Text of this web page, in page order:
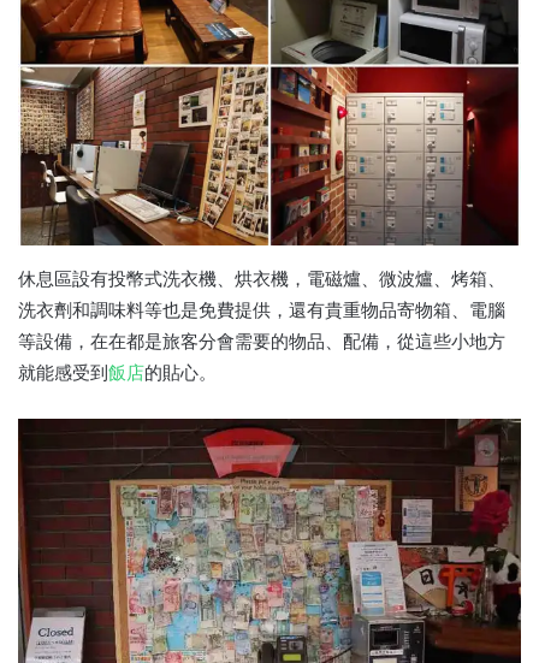
休息區設有投幣式洗衣機、烘衣機，電磁爐、微波爐、烤箱、
洗衣劑和調味料等也是免費提供，還有貴重物品寄物箱、電腦
等設備，在在都是旅客分會需要的物品、配備，從這些小地方
就能感受到 飯店的貼心。